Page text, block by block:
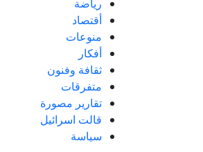
رياضة
أقتصاد
منوعات
أفكار
ثقافة وفنون
متفرقات
تقارير مصورة
قالت اسرائيل
سياسة